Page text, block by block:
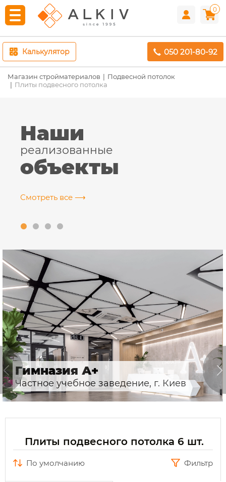
0
Калькулятор 050 201-80-92
Магазин стройматериалов
Подвесной потолок
Плиты подвесного потолка
Наши
реализованные
объекты
Смотреть все ⟶
Гимназия А+
Частное учебное заведение, г. Киев
Плиты подвесного потолка 6 шт.
по умолчанию Фильтр